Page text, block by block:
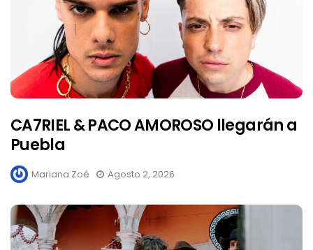
CA7RIEL & PACO AMOROSO llegarán a
Puebla
Mariana Zoé Agosto 2, 2026